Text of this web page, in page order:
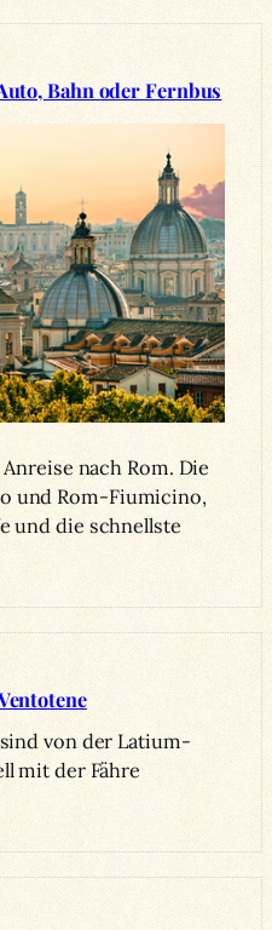
Bahn oder Fernbus
nach Rom. Die
und Rom-Fiumicino,
und die schnellste
von der Latium-
mit der Fähre